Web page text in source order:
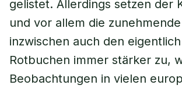
gelistet. Allerdings setzen der
und vor allem die
inzwischen auch den
Rotbuchen immer stärker zu,
Beobachtungen in vielen